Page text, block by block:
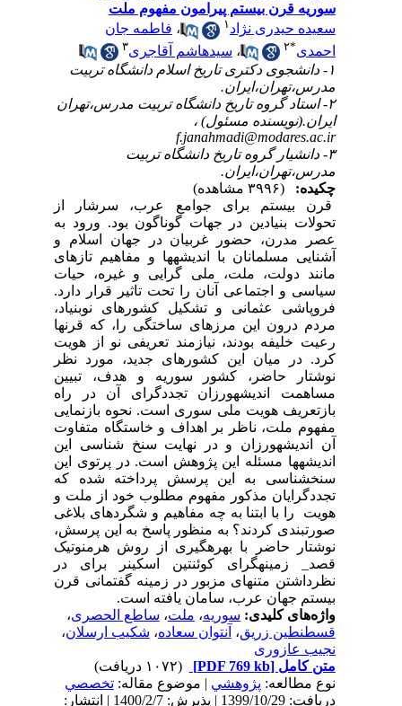
سوریه قرن بیستم پیرامون مفهوم ملت
سعیده حیدری نژاد ۱ ،فاطمه جان
احمدی
۲ ،سیدهاشم آقاجری
۱- دانشجوی دکتری تاریخ اسلام دانشگاه تربیت
مدرس،تهران،ایران.
۲- استاد گروه تاریخ دانشگاه تربیت مدرس،تهران
ایران.(نویسنده مسئول) ،
f.janahmadi@modares.ac.ir
۳- دانشیار گروه تاریخ دانشگاه تربیت
مدرس،تهران،ایران.
چکیده:
قرن بیستم برای جوامع عرب، سرشار از
تحولات بنیادین در جهات گوناگون بود. ورود به
عصر مدرن، حضور غربیان در جهان اسلام و
آشنایی مسلمانان با اندیشه­ها و مفاهیم تازه­ای
مانند دولت، ملت، ملی گرایی و غیره، حیات
سیاسی و اجتماعی آنان را تحت تاثیر قرار دارد.
فروپاشی عثمانی و تشکیل کشورهای نوبنیاد،
مردم درون این مرزهای ساختگی را، که قرن­ها
رعیت خلیفه بودند، نیازمند تعریفی نو از هویت
کرد. در میان این کشورهای جدید، مورد نظر
نوشتار حاضر، کشور سوریه و هدف، تبیین
مساهمت اندیشه­ورزان تجددگرای آن در راه
بازتعریف هویت ملی سوری است. نحوه بازنمایی
مفهوم ملت، ناظر بر اهداف و خاستگاه متفاوت
آن اندیشه­ورزان و در نهایت سنخ شناسی این
اندیشه­ها مسئله این پژوهش است. در پرتوی این
سنخ­شناسی به این پرسش پرداخته شده که
تجددگرایان مذکور مفهوم مطلوب خود از ملت و
هویت را با ابتنا به چه مفاهیم و شگردهای بلاغی
صورت­بندی کردند؟ به منظور پاسخ به این پرسش،
نوشتار حاضر با بهره­گیری از روش هرمنوتیک
قصد_ زمینه­گرای کوئنتین اسکینر برای در
نظرداشتن متن­های مزبور در زمینه گفتمانی قرن
بیستم جهان عرب، سامان یافته است.
واژه‌های کلیدی:سوریه،ملت،ساطع الحصری،
قسطنطین زریق،آنتوان سعاده،شکیب ارسلان،
نجیب عازوری
متن کامل[PDF 769 kb]
نوع مطالعه:پژوهشي| موضوع مقاله:تخصصي
دریافت: 1399/10/29 | پذیرش: 1400/2/7 | انتشار: